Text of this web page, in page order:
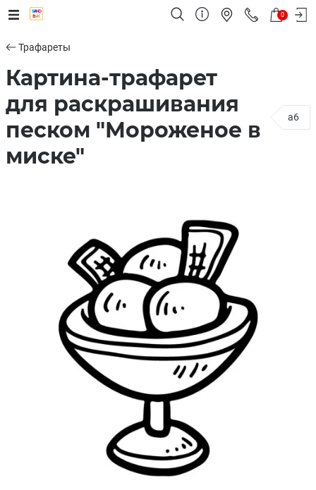
0
Трафареты
Картина-трафарет
для раскрашивания
песком "Мороженое в
миске"
a6